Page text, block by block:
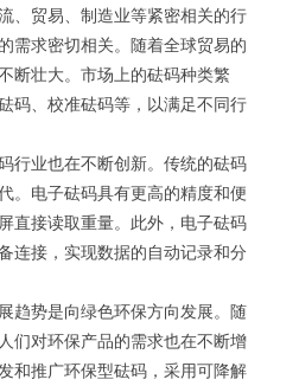
、贸易、制造业等紧密相关的行
需求密切相关。随着全球贸易的
断壮大。市场上的砝码种类繁
码、校准砝码等，以满足不同行
行业也在不断创新。传统的砝码
。电子砝码具有更高的精度和便
直接读取重量。此外，电子砝码
连接，实现数据的自动记录和分
趋势是向绿色环保方向发展。随
们对环保产品的需求也在不断增
和推广环保型砝码，采用可降解